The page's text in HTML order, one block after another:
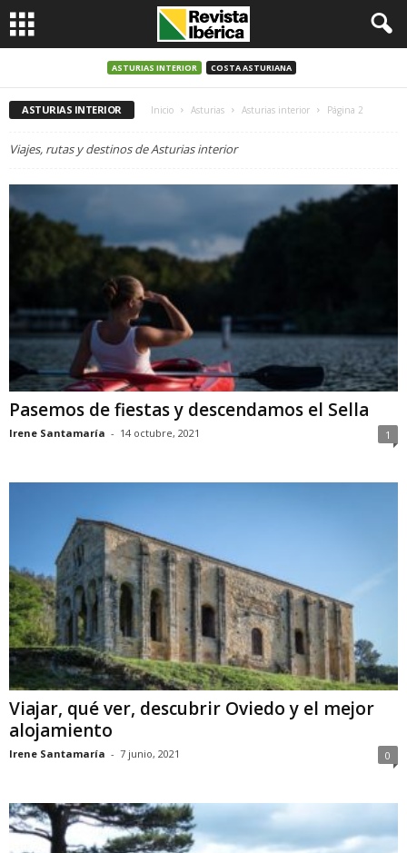
ASTURIAS INTERIOR COSTA ASTURIANA
ASTURIAS INTERIOR Inicio Asturias Asturias interior Página 2
Viajes, rutas y destinos de Asturias interior
Pasemos de fiestas y descendamos el Sella
Irene Santamaría - 14 octubre, 2021 1
Viajar, qué ver, descubrir Oviedo y el mejor
alojamiento
Irene Santamaría - 7 junio, 2021 0